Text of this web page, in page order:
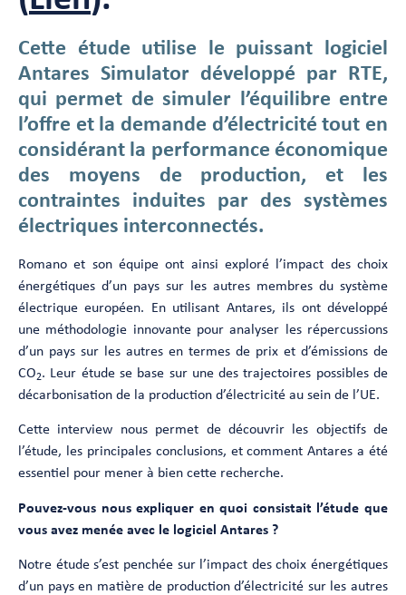
Cette étude utilise le puissant logiciel
Antares Simulator développé par RTE,
qui permet de simuler l’équilibre entre
l’offre et la demande d’électricité tout en
considérant la performance économique
des moyens de production, et les
contraintes induites par des systèmes
électriques interconnectés.
Romano et son équipe ont ainsi exploré l’impact des choix
énergétiques d’un pays sur les autres membres du système
électrique européen. En utilisant Antares, ils ont développé
une méthodologie innovante pour analyser les répercussions
d’un pays sur les autres en termes de prix et d’émissions de
CO2. Leur étude se base sur une des trajectoires possibles de
décarbonisation de la production d’électricité au sein de l’UE.
Cette interview nous permet de découvrir les objectifs de
l’étude, les principales conclusions, et comment Antares a été
essentiel pour mener à bien cette recherche.
Pouvez-vous nous expliquer en quoi consistait l’étude que
vous avez menée avec le logiciel Antares ?
Notre étude s’est penchée sur l’impact des choix énergétiques
d’un pays en matière de production d’électricité sur les autres